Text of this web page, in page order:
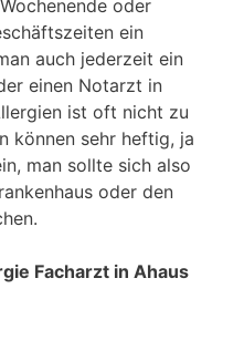
oder
ein
auch jederzeit ein
einen Notarzt in
ist oft nicht zu
können sehr heftig, ja
man sollte sich also
oder den
Facharzt in Ahaus